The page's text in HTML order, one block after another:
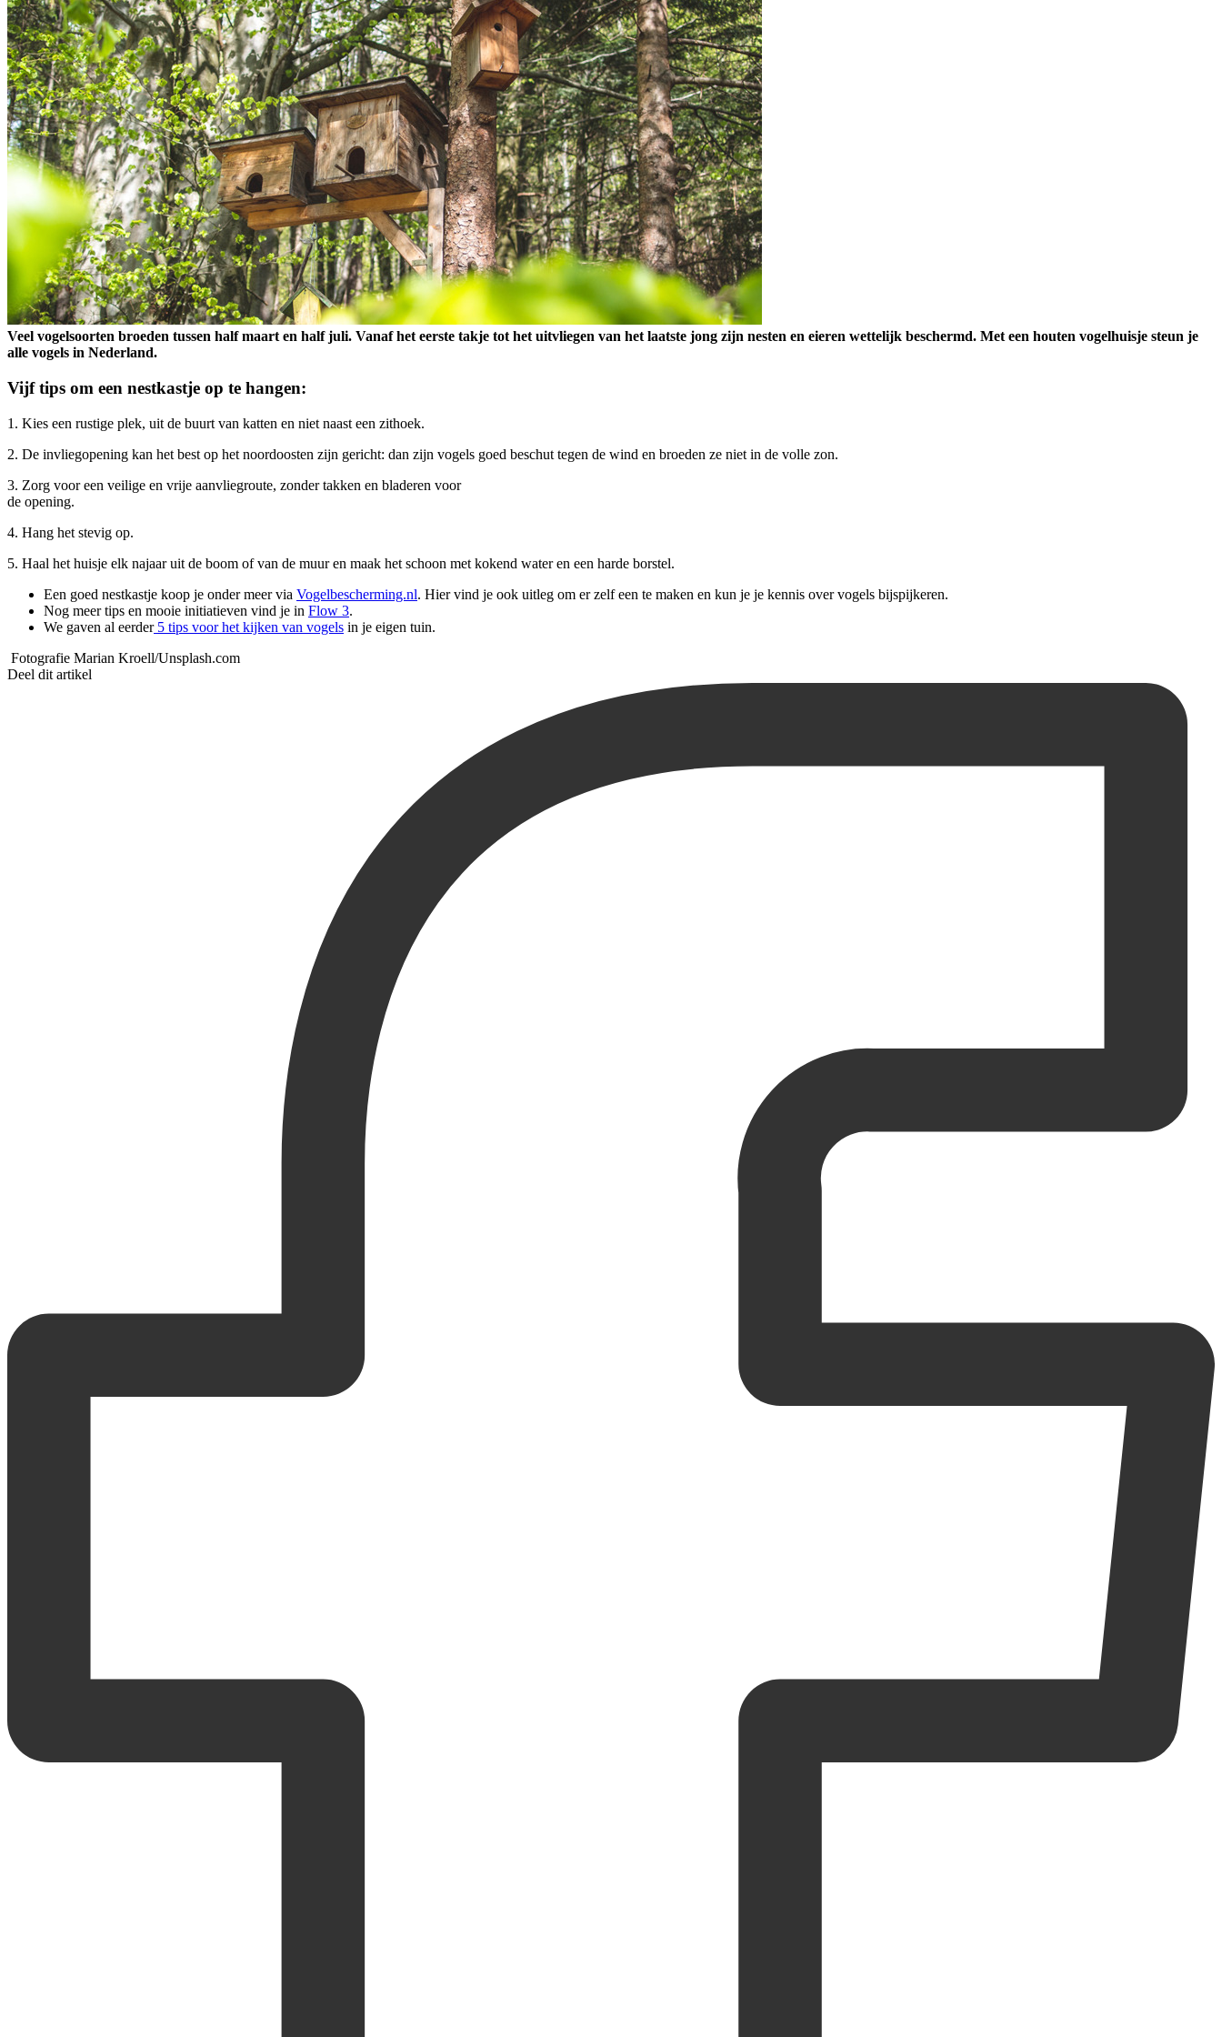
Veel vogelsoorten broeden tussen half maart en half juli. Vanaf het eerste takje tot het uitvliegen van het laatste jong zijn nesten en eieren wettelijk beschermd. Met een houten vogelhuisje steun je
alle vogels in Nederland.
Vijf tips om een nestkastje op te hangen:
1. Kies een rustige plek, uit de buurt van katten en niet naast een zithoek.
2. De invliegopening kan het best op het noordoosten zijn gericht: dan zijn vogels goed beschut tegen de wind en broeden ze niet in de volle zon.
3. Zorg voor een veilige en vrije aanvliegroute, zonder takken en bladeren voor
de opening.
4. Hang het stevig op.
5. Haal het huisje elk najaar uit de boom of van de muur en maak het schoon met kokend water en een harde borstel.
Een goed nestkastje koop je onder meer via Vogelbescherming.nl. Hier vind je ook uitleg om er zelf een te maken en kun je je kennis over vogels bijspijkeren.
Nog meer tips en mooie initiatieven vind je in Flow 3.
We gaven al eerder5 tips voor het kijken van vogels in je eigen tuin.
Fotografie Marian Kroell/Unsplash.com
Deel dit artikel